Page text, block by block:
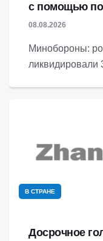
с помощью
08.08.2026
Минобороны:
ликвидировали
В СТРАНЕ
Досрочное